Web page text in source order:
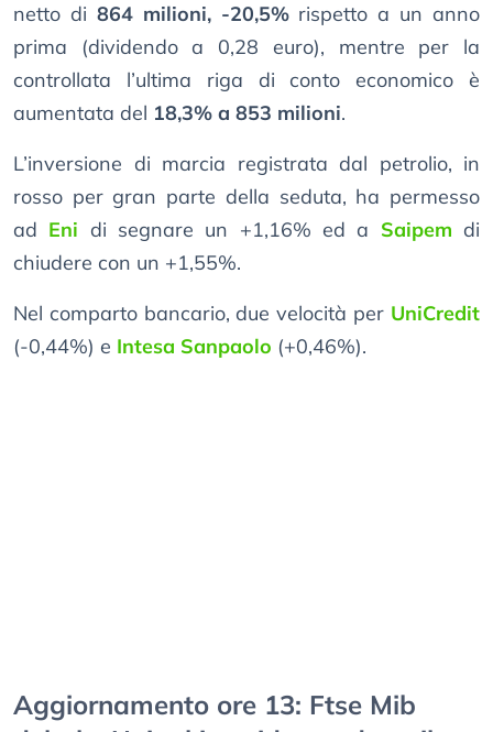
netto di 864 milioni, -20,5%rispetto a un anno
prima (dividendo a 0,28 euro), mentre per la
controllata l’ultima riga di conto economico è
aumentata del 18,3% a 853 milioni.
L’inversione di marcia registrata dal petrolio, in
rosso per gran parte della seduta, ha permesso
ad Eni di segnare un +1,16% ed a Saipem di
chiudere con un +1,55%.
Nel comparto bancario, due velocità per UniCredit
(-0,44%) e Intesa Sanpaolo (+0,46%).
Aggiornamento ore 13: Ftse Mib